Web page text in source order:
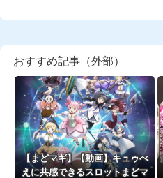
おすすめ記事（外部）
【まどマギ】【動画】キュゥべ
えに共感できるスロットまどマ